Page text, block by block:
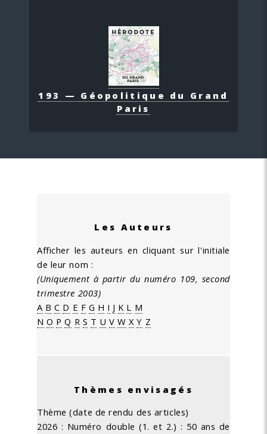
193 — Géopolitique du Grand
Paris
Les Auteurs
Afficher les auteurs en cliquant sur l'initiale
de leur nom :
(Uniquement à partir du numéro 109, second
trimestre 2003)
A B C D E F G H I J K L M
N O P Q R S T U V W X Y Z
Thèmes envisagés
Thème (date de rendu des articles)
2026 : Numéro double (1. et 2.) : 50 ans de